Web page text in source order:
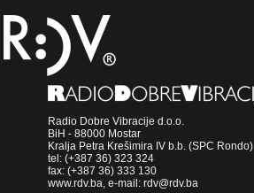
Radio Dobre Vibracije d.o.o.
BiH - 88000 Mostar
Kralja Petra Krešimira IV b.b. (SPC Rondo)
tel: (+387 36) 323 324
fax: (+387 36) 333 130
www.rdv.ba, e-mail: rdv@rdv.ba